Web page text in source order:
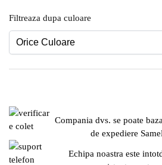
Filtreaza dupa culoare
Compania dvs. se poate
de expediere
Echipa noastra este